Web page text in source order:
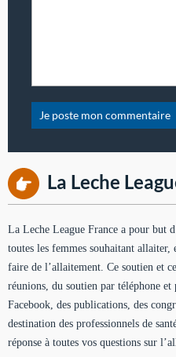
La Leche
La Leche League France a pour but
toutes les femmes souhaitant
faire de l’allaitement. Ce soutien et
réunions, du soutien par téléphone
Facebook, des publications, des
destination des professionnels de
réponse à toutes vos questions sur